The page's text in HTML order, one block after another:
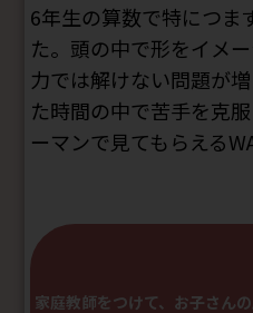
6年生の算数で特につま
た。頭の中で形をイメ
力では解けない問題が
た時間の中で苦手を克
ーマンで見てもらえる
家庭教師をつけて、お子さん